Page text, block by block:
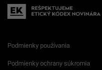
Podmienky používania
Podmienky ochrany súkromia